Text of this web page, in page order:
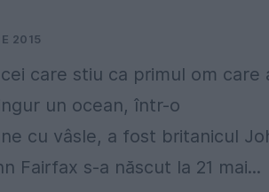
2015
care stiu ca primul om care
un ocean, într-o
cu vâsle, a fost britanicul
Fairfax s-a născut la 21 mai...